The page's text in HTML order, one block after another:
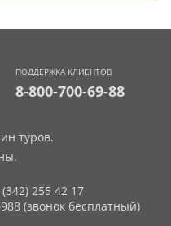
ПОДДЕРЖКА КЛИЕНТОВ
8-800-700-69-88
туров.
255 42 17
(звонок бесплатный)